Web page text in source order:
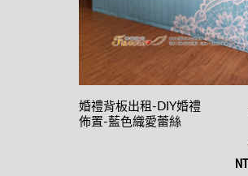
婚禮背板出租-DIY婚禮
佈置-藍色織愛蕾絲